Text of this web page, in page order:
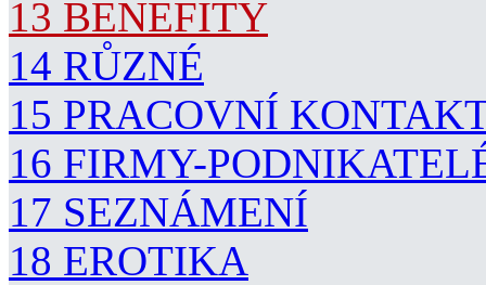
13 BENEFITY
14 RŮZNÉ
15 PRACOVNÍ
16 FIRMY-
17 SEZNÁMENÍ
18 EROTIKA